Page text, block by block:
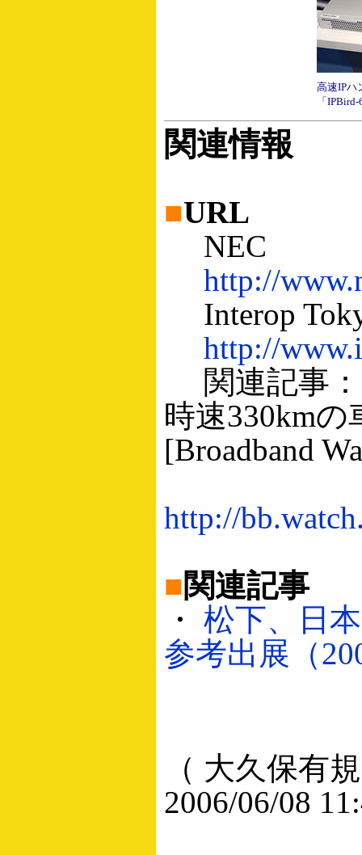
高速IPハ
「
関連情報
■URL
NEC
http://
Interop
http://
関連記事：
時速330km
[Broadband
http://
■関連記事
・ 松下、日
参考出展（
（ 大久保有
2006/06/08